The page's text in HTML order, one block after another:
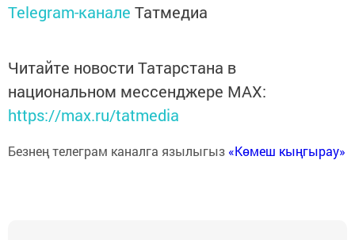
Telegram-канале Татмедиа
Читайте новости Татарстана в
национальном мессенджере MАХ:
https://max.ru/tatmedia
Безнең телеграм каналга язылыгыз «Көмеш кыңгырау»